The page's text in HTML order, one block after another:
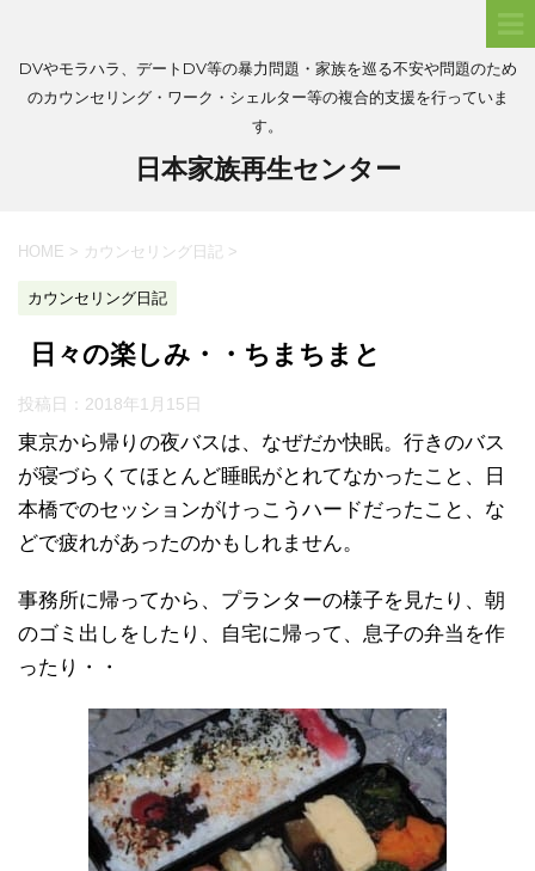
DVやモラハラ、デートDV等の暴力問題・家族を巡る不安や問題のため
のカウンセリング・ワーク・シェルター等の複合的支援を行っていま
す。
日本家族再生センター
HOME > カウンセリング日記 >
カウンセリング日記
日々の楽しみ・・ちまちまと
投稿日： 2018年1月15日
東京から帰りの夜バスは、なぜだか快眠。行きのバス
が寝づらくてほとんど睡眠がとれてなかったこと、日
本橋でのセッションがけっこうハードだったこと、な
どで疲れがあったのかもしれません。
事務所に帰ってから、プランターの様子を見たり、朝
のゴミ出しをしたり、自宅に帰って、息子の弁当を作
ったり・・